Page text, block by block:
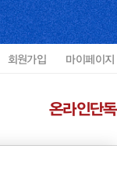
회원가입 마이페이지
온라인단독